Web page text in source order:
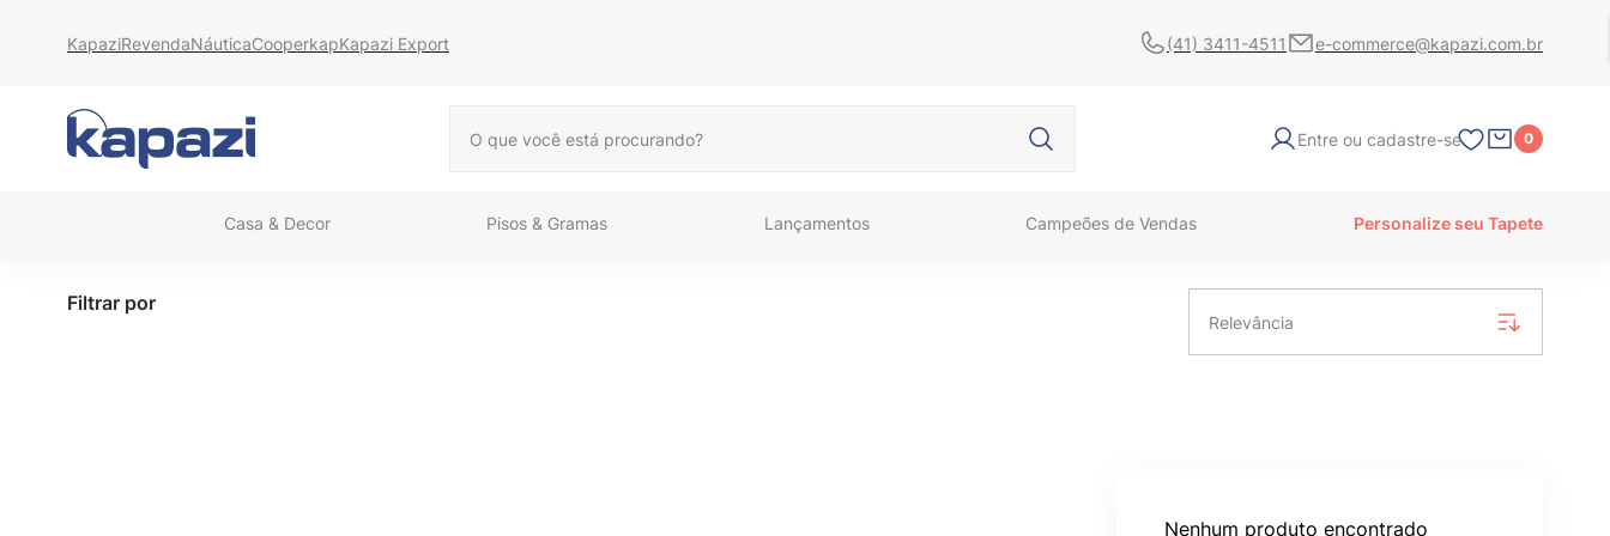
KapaziRevendaNáuticaCooperkapKapazi Export (41) 3411-4511 e-commerce@kapazi.com.br
Entre ou cadastre-se 0
Casa & Decor Pisos & Gramas Lançamentos Campeões de Vendas Personalize seu Tapete
Filtrar por
Relevância
Nenhum produto encontrado